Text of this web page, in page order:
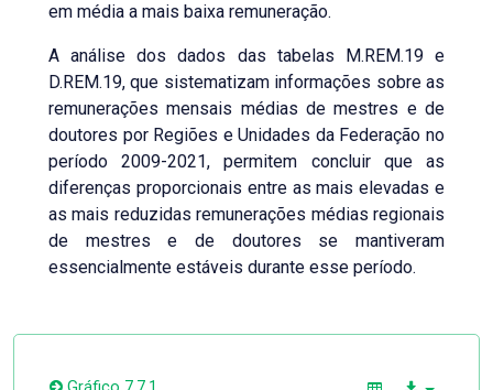
em média a mais baixa remuneração.
A análise dos dados das tabelas M.REM.19 e
D.REM.19, que sistematizam informações sobre as
remunerações mensais médias de mestres e de
doutores por Regiões e Unidades da Federação no
período 2009-2021, permitem concluir que as
diferenças proporcionais entre as mais elevadas e
as mais reduzidas remunerações médias regionais
de mestres e de doutores se mantiveram
essencialmente estáveis durante esse período.